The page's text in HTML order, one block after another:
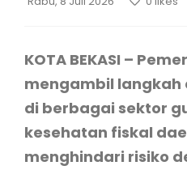
KOTA BEKASI –
mengambil langkah
di berbagai sektor
kesehatan fiskal
menghindari risiko